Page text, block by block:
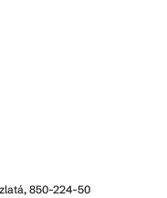
850-224-50